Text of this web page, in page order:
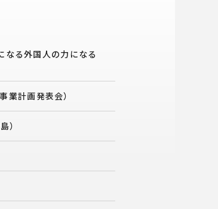
なる外国人の力になる
計画発表会）
）